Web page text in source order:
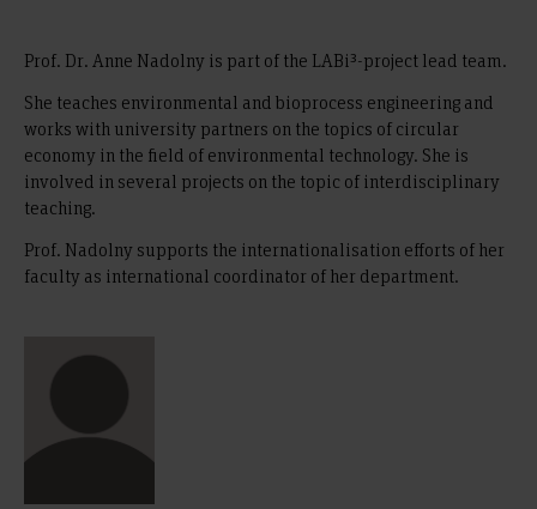
Prof. Dr. Anne Nadolny is part of the LABi³-project lead team.
She teaches environmental and bioprocess engineering and
works with university partners on the topics of circular
economy in the field of environmental technology. She is
involved in several projects on the topic of interdisciplinary
teaching.
Prof. Nadolny supports the internationalisation efforts of her
faculty as international coordinator of her department.